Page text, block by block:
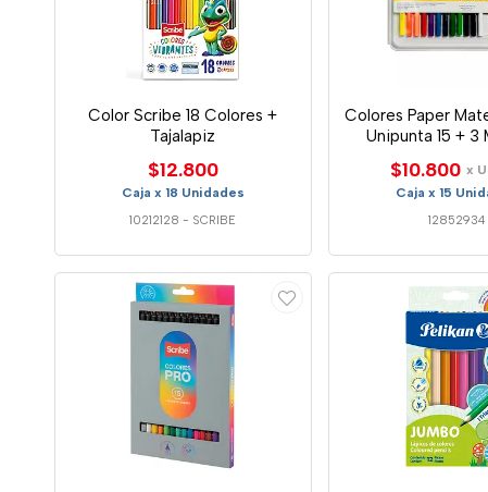
Color Scribe 18 Colores +
Tajalapiz
$12.800
Caja x 18 Unidades
10212128 - SCRIBE
Colores Paper
Unipunta 15 + 3
$10.800 x
Caja x 15
12852934